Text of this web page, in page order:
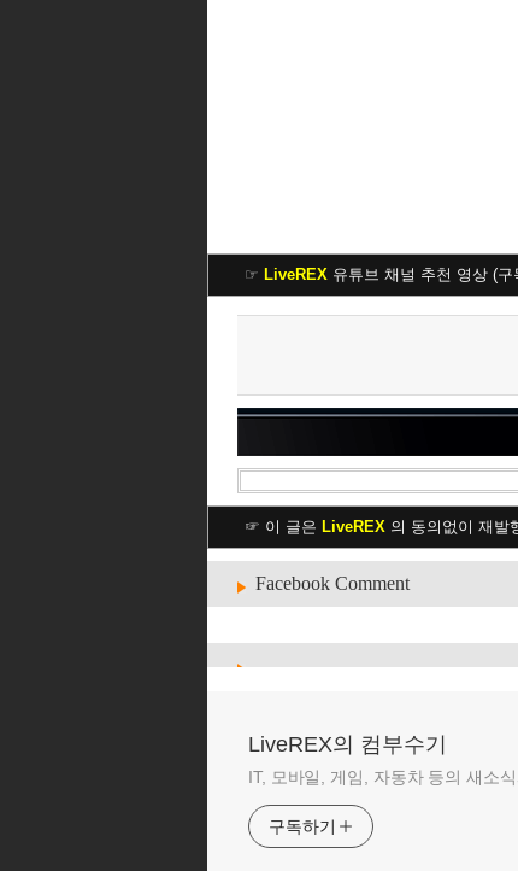
☞ LiveREX 유튜브 채널 추천 영상 (
☞ 이 글은 LiveREX 의 동의없이 재발
Facebook Comment
LiveREX의 컴부수기
IT, 모바일, 게임, 자동차 등의 새소
구독하기